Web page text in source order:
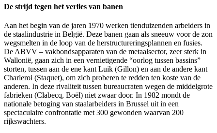
De strijd tegen het verlies van banen
Aan het begin van de jaren 1970 werken tienduizenden arbeiders in
de staalindustrie in België. Deze banen gaan als sneeuw voor de zon
wegsmelten in de loop van de herstructureringsplannen en fusies.
De ABVV – vakbondsapparaten van de metaalsector, zeer sterk in
Wallonië, gaan zich in een vernietigende “oorlog tussen bassins”
storten, tussen aan de ene kant Luik (Gillon) en aan de andere kant
Charleroi (Staquet), om zich proberen te redden ten koste van de
anderen. In deze rivaliteit tussen bureaucraten wegen de middelgrote
fabrieken (Clabecq, Boël) niet zwaar door. In 1982 mondt de
nationale betoging van staalarbeiders in Brussel uit in een
spectaculaire confrontatie met 300 gewonden waarvan 200
rijkswachters.